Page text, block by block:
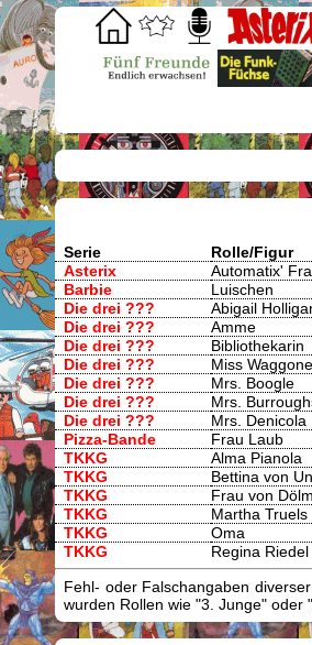
Serie Rolle/Figur
Asterix
Automatix'
Barbie
Luischen
Die drei ???
Abigail
Die drei ???
Amme
Die drei ???
Bibliothekarin
Die drei ???
Miss
Die drei ???
Mrs. Boogle
Die drei ???
Mrs.
Die drei ???
Mrs. Denicola
Pizza-Bande
Frau Laub
TKKG
Alma Pianola
TKKG
Bettina von
TKKG
Frau von
TKKG
Martha Truels
TKKG
Oma
TKKG
Regina Riedel
Fehl- oder Falschangaben
wurden Rollen wie "3. Junge" oder